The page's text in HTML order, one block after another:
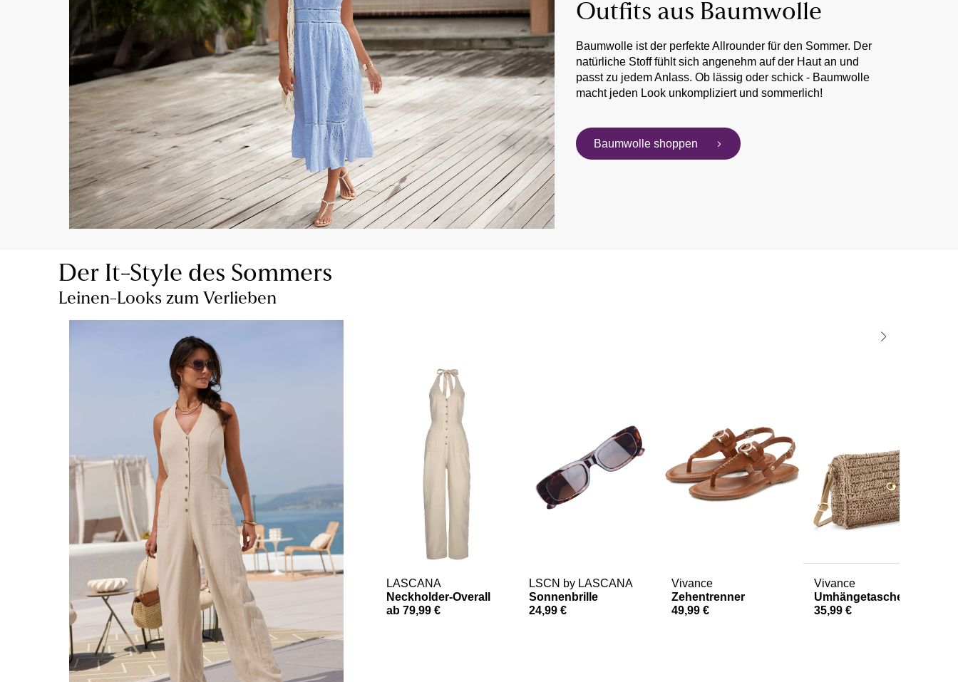
Outfits aus Baumwolle
Baumwolle ist der perfekte Allrounder für den Sommer. Der
natürliche Stoff fühlt sich angenehm auf der Haut an und
passt zu jedem Anlass. Ob lässig oder schick - Baumwolle
macht jeden Look unkompliziert und sommerlich!
Baumwolle shoppen
Der It-Style des Sommers
Leinen-Looks zum Verlieben
LASCANA
Neckholder-Overall
ab 79,99 €
LSCN by LASCANA
Sonnenbrille
24,99 €
Vivance
Zehentrenner
49,99 €
Vivance
Umhängetasche
35,99 €